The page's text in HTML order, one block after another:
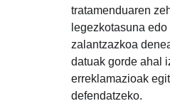
tratamenduaren
legezkotasuna edo
zalantzazkoa
datuak gorde ahal
erreklamazioak
defendatzeko.